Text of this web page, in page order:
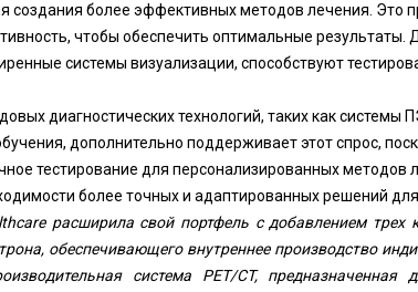
создания более эффективных методов лечения. Это
чтобы обеспечить оптимальные результаты.
системы визуализации, способствуют
диагностических технологий, таких как системы
дополнительно поддерживает этот спрос,
тестирование для персонализированных методов
более точных и адаптированных решений для
расширила свой портфель с добавлением трех
обеспечивающего внутреннее производство
система PET/CT, предназначенная